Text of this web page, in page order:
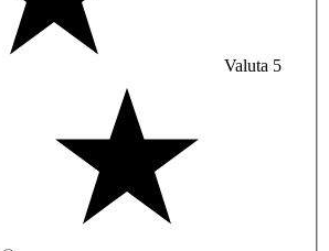
Valuta 5